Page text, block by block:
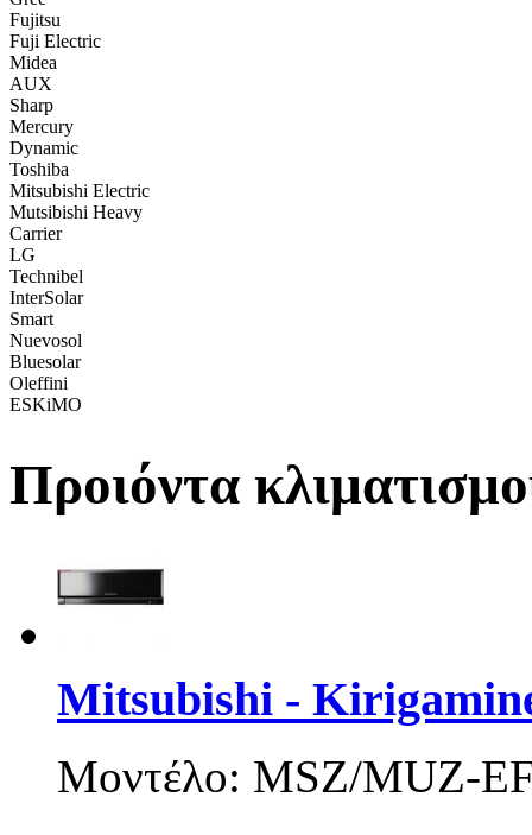
Fujitsu
Fuji Electric
Midea
AUX
Sharp
Mercury
Dynamic
Toshiba
Mitsubishi Electric
Mutsibishi Heavy
Carrier
LG
Technibel
InterSolar
Smart
Nuevosol
Bluesolar
Oleffini
ESKiMO
Προιόντα
Mitsubishi -
Μοντέλο: MSZ/MUZ-